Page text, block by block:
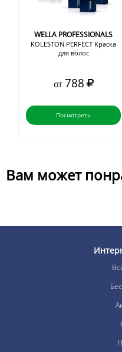
WELLA PROFESSIONALS
KOLESTON PERFECT Краска
для волос
от 788
Посмотреть
Вам может